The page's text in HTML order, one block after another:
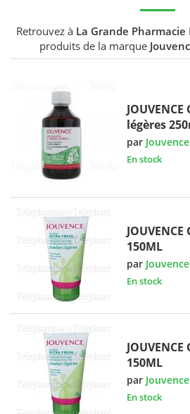
Retrouvez à La Grande
produits de la marque
légères
par
En stock
JOUVENCE
150ML
par
En stock
JOUVENCE
150ML
par
En stock